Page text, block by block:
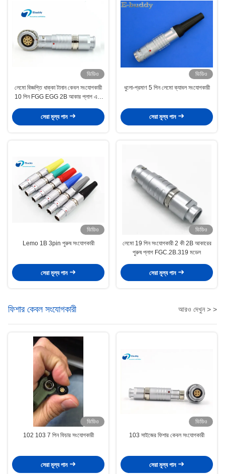
ভিডিও
লেমো বিজ্ঞপ্তি ধাক্কা টানান কেবল সংযোগকারী
10 পিন FGG EGG 2B আকার প্লাগ এবং
সেরা মূল্য পান
ভিডিও
ধুলো-প্রমাণ 5 পিন লেমো ক্যাবল সংযোগকারী
সেরা মূল্য পান
ভিডিও
Lemo 1B 3pin পুরুষ সংযোগকারী
সেরা মূল্য পান
ভিডিও
লেমো 19 পিন সংযোগকারী 2 কী 2B আকারের
পুরুষ প্লাগ FGC.2B.319 মডেল
সেরা মূল্য পান
ফিশার কেবল সংযোগকারী আরও দেখুন > >
ভিডিও
102 103 7 পিন ফিচার সংযোগকারী
সেরা মূল্য পান
ভিডিও
103 সাইজের ফিশার কেবল সংযোগকারী
সেরা মূল্য পান